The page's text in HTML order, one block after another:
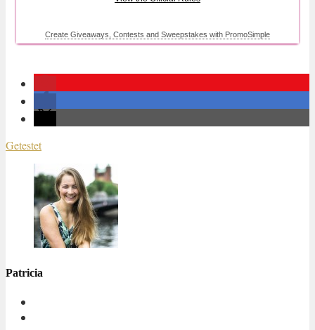
Getestet
Patricia